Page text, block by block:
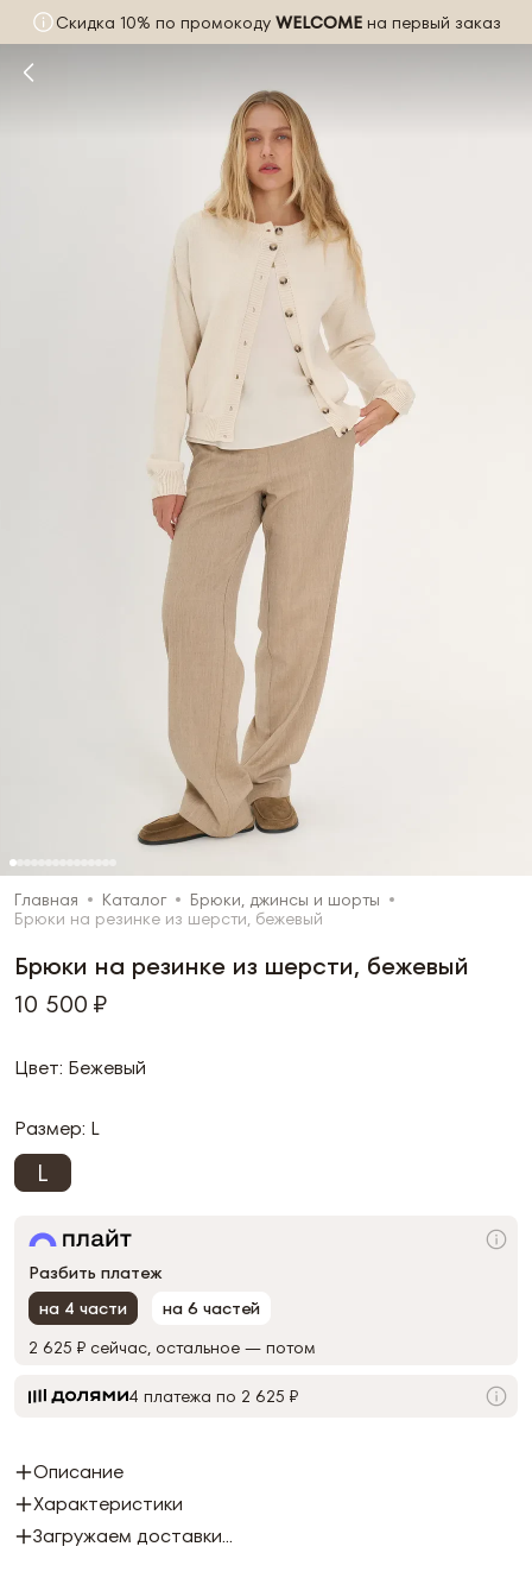
Скидка 10% по промокоду WELCOME на первый заказ
Главная Каталог
Брюки, джинсы и шорты
Брюки на резинке из шерсти, бежевый
Брюки на резинке из шерсти, бежевый
10 500 ₽
Цвет: Бежевый
Размер: L
L
Разбить платеж
на 4 части
на 6 частей
2 625 ₽ сейчас, остальное — потом
4 платежа по 2 625 ₽
Описание
Характеристики
Загружаем доставки...